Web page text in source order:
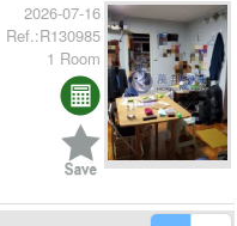
2026-07-16
Ref.:R130985
1 Room